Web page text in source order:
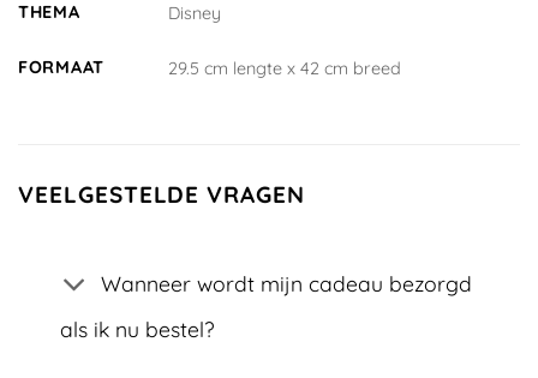
THEMA Disney
FORMAAT 29.5 cm lengte x 42 cm breed
VEELGESTELDE VRAGEN
Wanneer wordt mijn cadeau bezorgd
als ik nu bestel?